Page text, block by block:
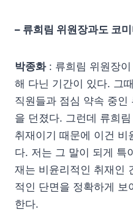
– 류희림 위원장과도 코
박종화: 류희림 위원장이
해 다닌 기간이 있다. 그
직원들과 점심 약속 중인
을 던졌다. 그런데 류희
취재이기 때문에 이건 비
다. 저는 그 말이 되게 특
재는 비윤리적인 취재인
적인 단면을 정확하게
한다.